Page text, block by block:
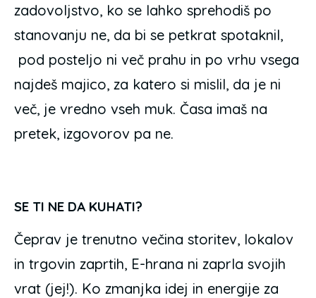
zadovoljstvo, ko se lahko sprehodiš po
stanovanju ne, da bi se petkrat spotaknil,
pod posteljo ni več prahu in po vrhu vsega
najdeš majico, za katero si mislil, da je ni
več, je vredno vseh muk. Časa imaš na
pretek, izgovorov pa ne.
SE TI NE DA KUHATI?
Čeprav je trenutno večina storitev, lokalov
in trgovin zaprtih, E-hrana ni zaprla svojih
vrat (jej!). Ko zmanjka idej in energije za